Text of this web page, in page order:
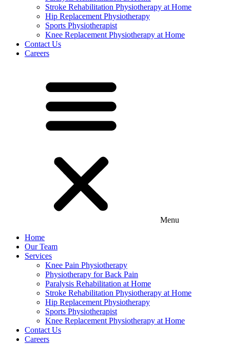
Stroke Rehabilitation Physiotherapy at Home
Hip Replacement Physiotherapy
Sports Physiotherapist
Knee Replacement Physiotherapy at Home
Contact Us
Careers
Menu
Home
Our Team
Services
Knee Pain Physiotherapy
Physiotherapy for Back Pain
Paralysis Rehabilitation at Home
Stroke Rehabilitation Physiotherapy at Home
Hip Replacement Physiotherapy
Sports Physiotherapist
Knee Replacement Physiotherapy at Home
Contact Us
Careers